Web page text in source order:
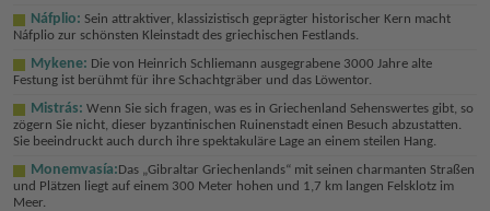
Náfplio: Sein attraktiver, klassizistisch geprägter historischer Kern macht
Náfplio zur schönsten Kleinstadt des griechischen Festlands.
Mykene: Die von Heinrich Schliemann ausgegrabene 3000 Jahre alte
Festung ist berühmt für ihre Schachtgräber und das Löwentor.
Mistrás: Wenn Sie sich fragen, was es in Griechenland Sehenswertes gibt, so
zögern Sie nicht, dieser byzantinischen Ruinenstadt einen Besuch abzustatten.
Sie beeindruckt auch durch ihre spektakuläre Lage an einem steilen Hang.
Monemvasía:Das „Gibraltar Griechenlands“ mit seinen charmanten Straßen
und Plätzen liegt auf einem 300 Meter hohen und 1,7 km langen Felsklotz im
Meer.